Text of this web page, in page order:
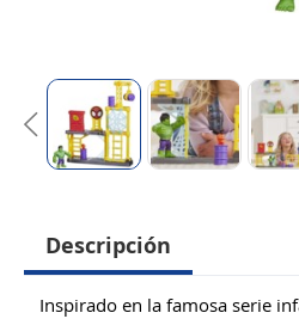
Descripción
Inspirado en la famosa serie